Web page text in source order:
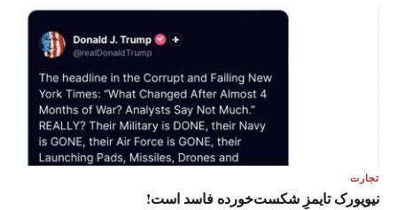
تجارت
نیویورک تایمزِ شکست‌خورده فاسد است!